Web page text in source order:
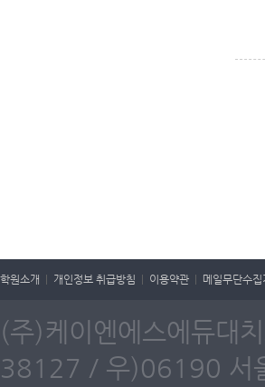
학원소개 개인정보 취급방침 이용약관 메일무단수집
(주)케이엔에스에듀대
38127 / 우)06190 서